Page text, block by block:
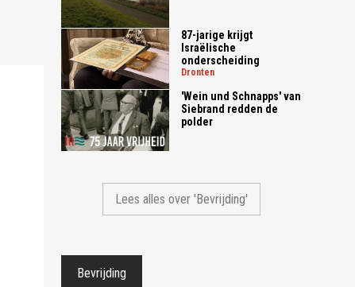
87-jarige krijgt
Israëlische
onderscheiding
dronten
'Wein und Schnapps' van
Siebrand redden de
polder
Lees alles over 'Bevrijding'
Bevrijding